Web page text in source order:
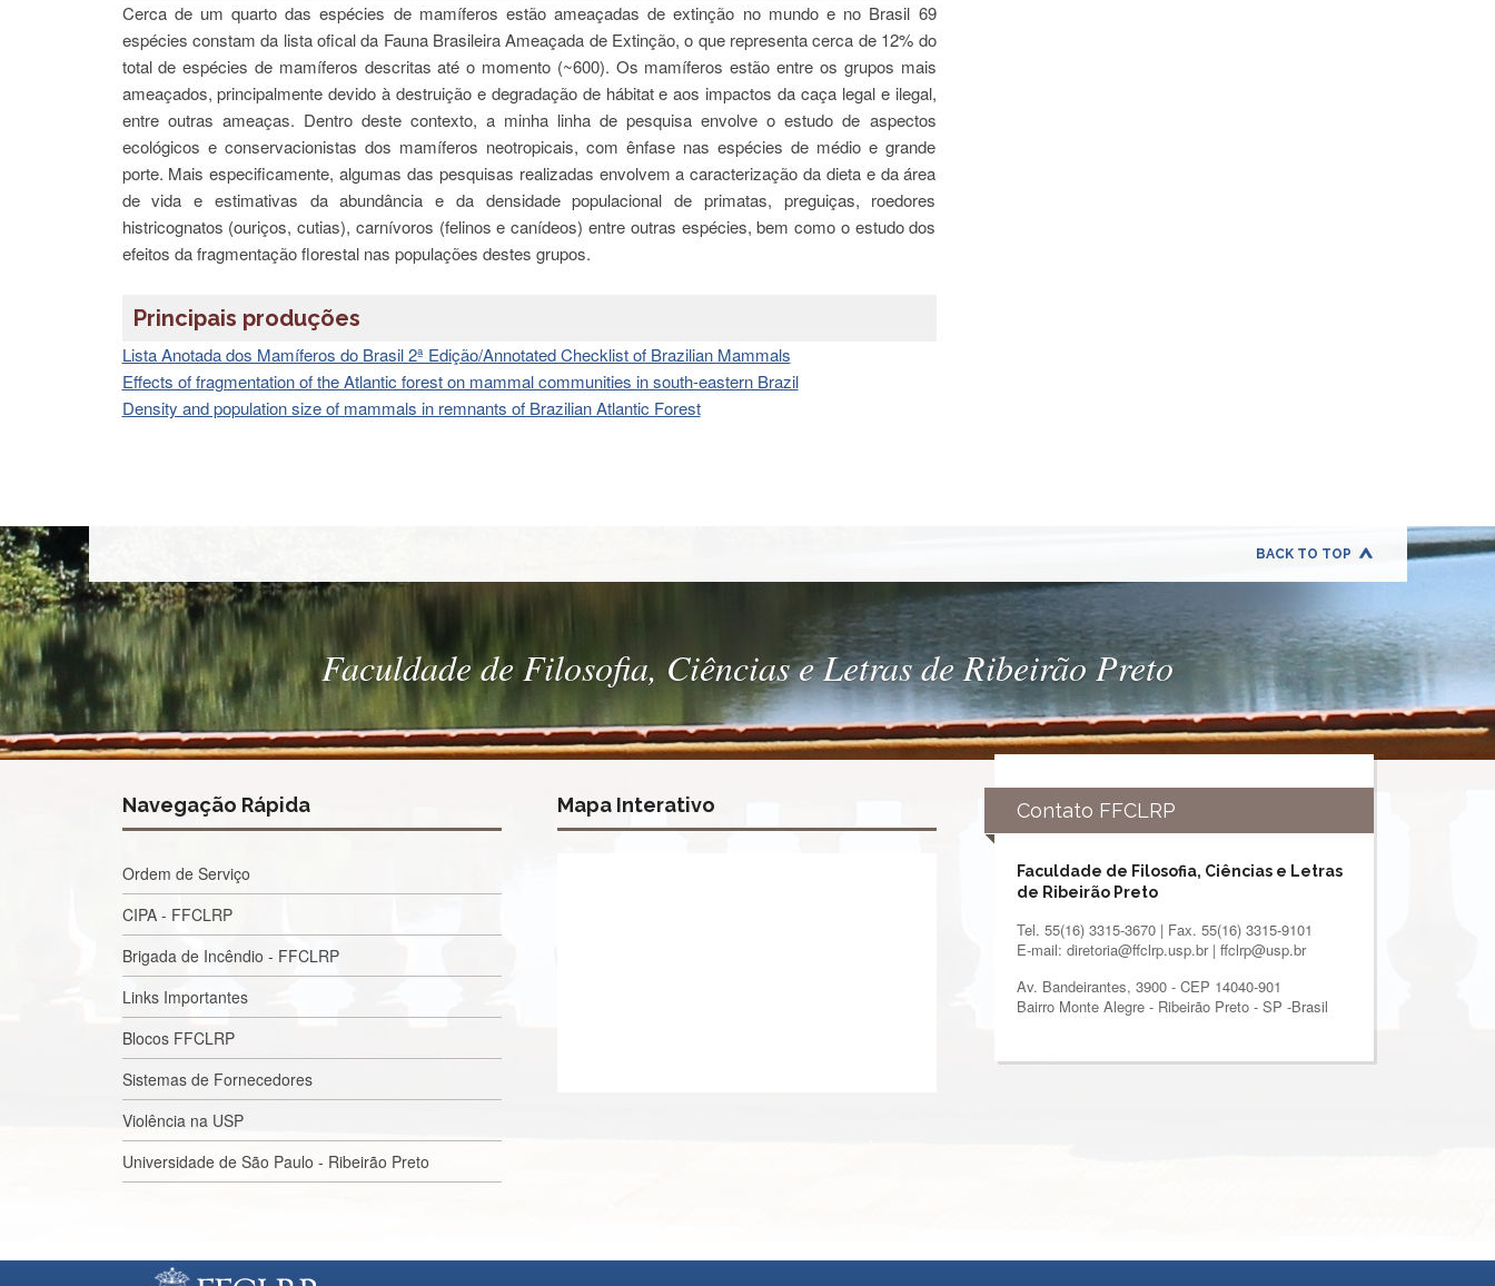
Cerca de um quarto das espécies de mamíferos estão ameaçadas de extinção no mundo e no Brasil 69
espécies constam da lista ofical da Fauna Brasileira Ameaçada de Extinção, o que representa cerca de 12% do
total de espécies de mamíferos descritas até o momento (~600). Os mamíferos estão entre os grupos mais
ameaçados, principalmente devido à destruição e degradação de hábitat e aos impactos da caça legal e ilegal,
entre outras ameaças. Dentro deste contexto, a minha linha de pesquisa envolve o estudo de aspectos
ecológicos e conservacionistas dos mamíferos neotropicais, com ênfase nas espécies de médio e grande
porte. Mais especificamente, algumas das pesquisas realizadas envolvem a caracterização da dieta e da área
de vida e estimativas da abundância e da densidade populacional de primatas, preguiças, roedores
histricognatos (ouriços, cutias), carnívoros (felinos e canídeos) entre outras espécies, bem como o estudo dos
efeitos da fragmentação florestal nas populações destes grupos.
Principais produções
Lista Anotada dos Mamíferos do Brasil 2ª Edição/Annotated Checklist of Brazilian Mammals
Effects of fragmentation of the Atlantic forest on mammal communities in south-eastern Brazil
Density and population size of mammals in remnants of Brazilian Atlantic Forest
BACK TO TOP
Faculdade de Filosofia, Ciências e Letras de Ribeirão Preto
Navegação Rápida
Ordem de Serviço
CIPA - FFCLRP
Brigada de Incêndio - FFCLRP
Links Importantes
Blocos FFCLRP
Sistemas de Fornecedores
Violência na USP
Universidade de São Paulo - Ribeirão Preto
Mapa Interativo Contato FFCLRP
Faculdade de Filosofia, Ciências e Letras
de Ribeirão Preto
Tel. 55(16) 3315-3670 | Fax. 55(16) 3315-9101
E-mail: diretoria@ffclrp.usp.br | ffclrp@usp.br
Av. Bandeirantes, 3900 - CEP 14040-901
Bairro Monte Alegre - Ribeirão Preto - SP -Brasil